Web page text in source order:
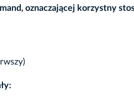
oznaczającej korzystny